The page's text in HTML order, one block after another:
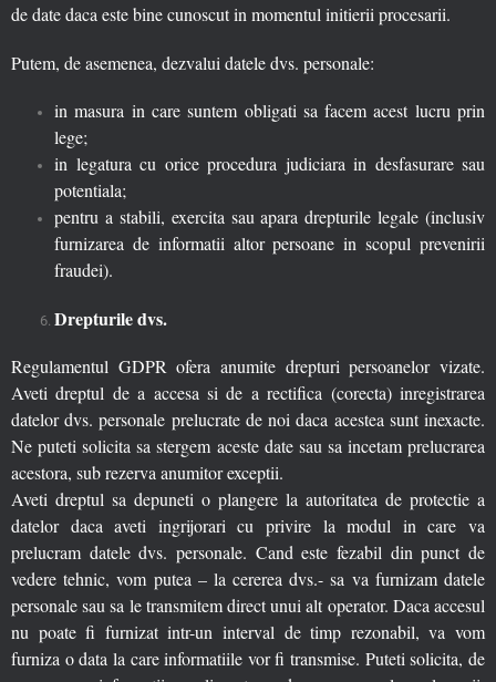
de date daca este bine cunoscut in momentul initierii procesarii.
Putem, de asemenea, dezvalui datele dvs. personale:
in masura in care suntem obligati sa facem acest lucru prin
lege;
in legatura cu orice procedura judiciara in desfasurare sau
potentiala;
pentru a stabili, exercita sau apara drepturile legale (inclusiv
furnizarea de informatii altor persoane in scopul prevenirii
fraudei).
Drepturile dvs.
Regulamentul GDPR ofera anumite drepturi persoanelor vizate.
Aveti dreptul de a accesa si de a rectifica (corecta) inregistrarea
datelor dvs. personale prelucrate de noi daca acestea sunt inexacte.
Ne puteti solicita sa stergem aceste date sau sa incetam prelucrarea
acestora, sub rezerva anumitor exceptii.
Aveti dreptul sa depuneti o plangere la autoritatea de protectie a
datelor daca aveti ingrijorari cu privire la modul in care va
prelucram datele dvs. personale. Cand este fezabil din punct de
vedere tehnic, vom putea – la cererea dvs.- sa va furnizam datele
personale sau sa le transmitem direct unui alt operator. Daca accesul
nu poate fi furnizat intr-un interval de timp rezonabil, va vom
furniza o data la care informatiile vor fi transmise. Puteti solicita, de